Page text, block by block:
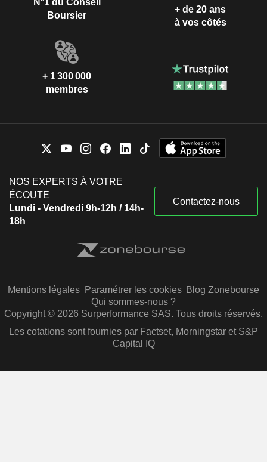
Boursier
+ de 20 ans
à vos côtés
+ 1 300 000
membres
NOS EXPERTS À VOTRE
ÉCOUTE
Lundi - Vendredi 9h-12h / 14h-
18h
Contactez-nous
Mentions légales Paramétrer les cookies Blog Zonebourse
Qui sommes-nous ?
Copyright © 2026 Surperformance SAS. Tous droits réservés.
Les cotations sont fournies par Factset, Morningstar et S&P
Capital IQ